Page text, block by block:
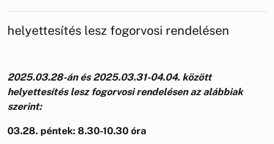
helyettesítés lesz fogorvosi rendelésen
2025.03.28-án és 2025.03.31-04.04. között
helyettesítés lesz fogorvosirendelésen az alábbiak
szerint:
03.28. péntek: 8.30-10.30 óra